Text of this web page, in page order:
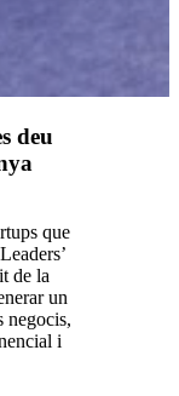
deu
que
de la
un
negocis,
i